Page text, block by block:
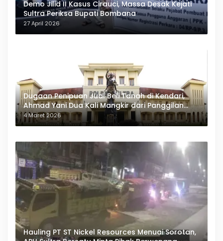
Demo Jilid II Kasus Cirauci, Massa Desak Kejati
Sultra Periksa Bupati Bombana
27 April 2026
Dugaan Penipuan Jual Beli Tanah di Kendari,
Ahmad Yani Dua Kali Mangkir dari Panggilan
Polda Sultra
4 Maret 2026
Hauling PT ST Nickel Resources Menuai Sorotan,